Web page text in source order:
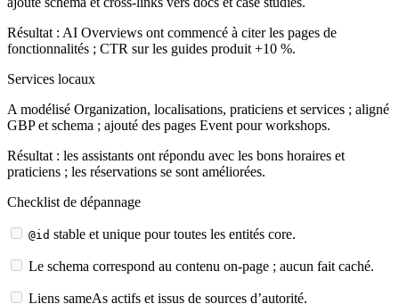
Résultat : AI Overviews ont commencé à citer les pages de
fonctionnalités ; CTR sur les guides produit +10 %.
Services locaux
A modélisé Organization, localisations, praticiens et services ; aligné
GBP et schema ; ajouté des pages Event pour workshops.
Résultat : les assistants ont répondu avec les bons horaires et
praticiens ; les réservations se sont améliorées.
Checklist de dépannage
@id stable et unique pour toutes les entités core.
Le schema correspond au contenu on-page ; aucun fait caché.
Liens sameAs actifs et issus de sources d’autorité.